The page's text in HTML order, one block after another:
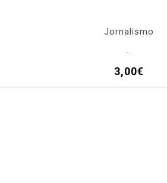
Jornalismo
3,00€